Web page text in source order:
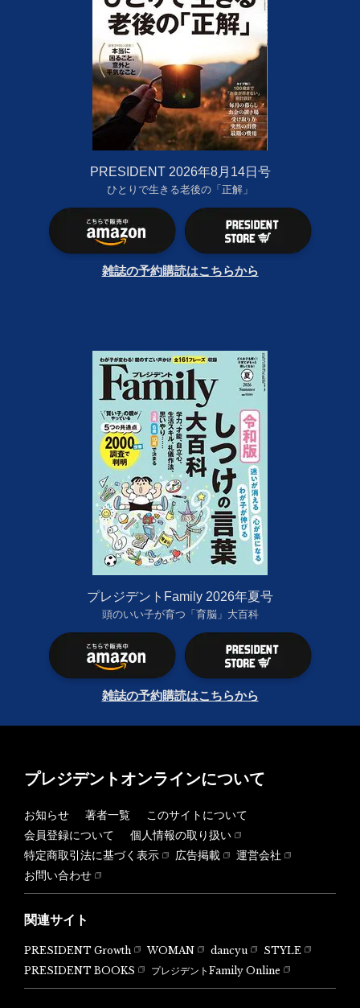
PRESIDENT 2026年8月14日号
ひとりで生きる老後の「正解」
雑誌の予約購読はこちらから
プレジデントFamily 2026年夏号
頭のいい子が育つ「育脳」大百科
雑誌の予約購読はこちらから
プレジデントオンラインについて
お知らせ 著者一覧
このサイトについて
会員登録について
個人情報の取り扱い
特定商取引法に基づく表示
広告掲載
運営会社
お問い合わせ
関連サイト
PRESIDENT Growth WOMAN dancyu
STYLE
PRESIDENT BOOKS
プレジデントFamily Online